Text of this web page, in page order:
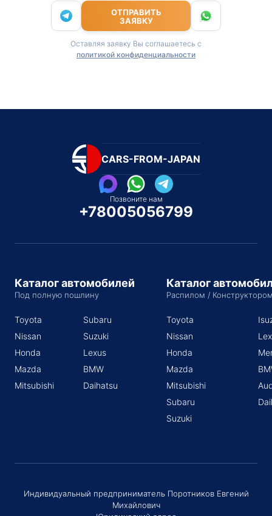
ОТПРАВИТЬ
ЗАЯВКУ
Оставляя заявку Вы соглашаетесь с
политикой конфиденциальности
CARS-FROM-JAPAN
Позвоните нам
+78005056799
Каталог автомобилей
Под полную пошлину
Toyota
Nissan
Honda
Mazda
Mitsubishi
Subaru
Suzuki
Lexus
BMW
Daihatsu
Каталог
Распилом /
Toyota
Nissan
Honda
Mazda
Mitsubishi
Subaru
Suzuki
Индивидуальный предприниматель Поротников Евгений
Михайлович